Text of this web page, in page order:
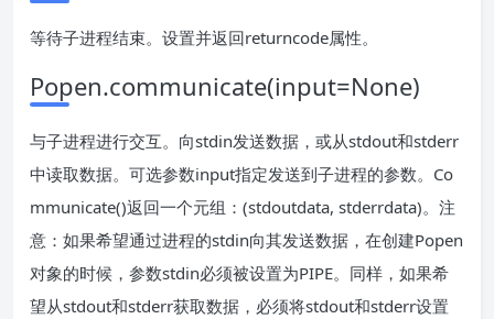
等待子进程结束。设置并返回returncode属性。
Popen.communicate(input=None)
与子进程进行交互。向stdin发送数据，或从stdout和stderr
中读取数据。可选参数input指定发送到子进程的参数。Co
mmunicate()返回一个元组：(stdoutdata, stderrdata)。注
意：如果希望通过进程的stdin向其发送数据，在创建Popen
对象的时候，参数stdin必须被设置为PIPE。同样，如果希
望从stdout和stderr获取数据，必须将stdout和stderr设置